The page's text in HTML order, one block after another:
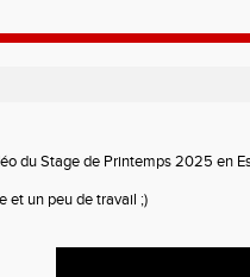
du Stage de Printemps 2025 en
et un peu de travail ;)